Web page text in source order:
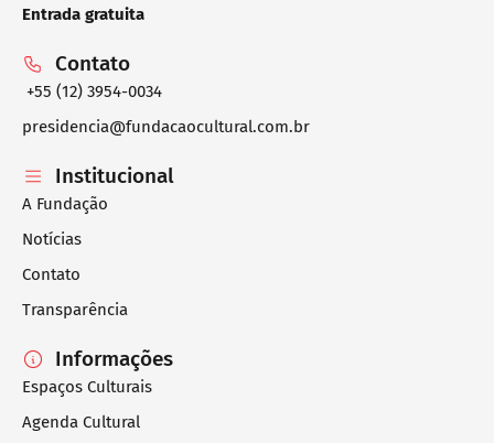
Entrada gratuita
Contato
+55 (12) 3954-0034
presidencia@fundacaocultural.com.br
Institucional
A Fundação
Notícias
Contato
Transparência
Informações
Espaços Culturais
Agenda Cultural